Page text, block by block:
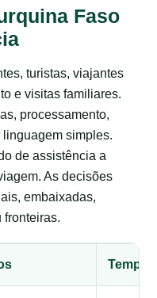
Faso
turistas, viajantes
e visitas familiares.
processamento,
simples.
de assistência a
As decisões
embaixadas,
fronteiras.
Tempo